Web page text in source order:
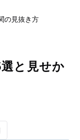
の見抜き方
と見せか